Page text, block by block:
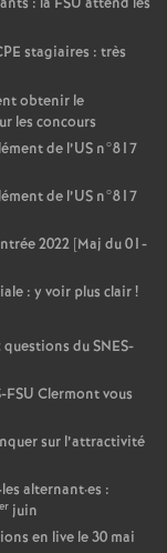
stagiaires : très
obtenir le
les concours
de l’US n°817
de l’US n°817
2022 [Maj du 01-
: y voir plus clair!
du SNES-
FSU Clermont vous
sur l’attractivité
·les alternant·es :
er juin
en live le 30 mai